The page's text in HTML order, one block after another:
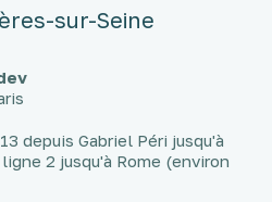
sur-Seine
depuis Gabriel Péri jusqu'à
2 jusqu'à Rome (environ